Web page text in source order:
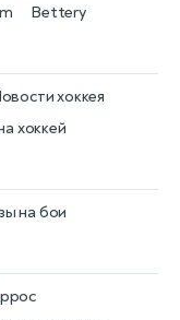
Bettery
хоккея
хоккей
на бои